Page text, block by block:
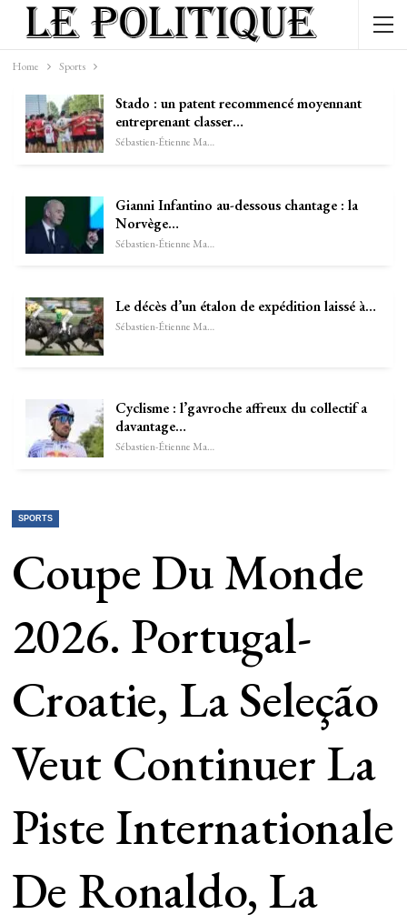
Home Sports
Stado : un patent recommencé moyennant
entreprenant classer…
Sébastien-Étienne Marechal
Gianni Infantino au-dessous chantage : la
Norvège…
Sébastien-Étienne Marechal
Le décès d’un étalon de expédition laissé à…
Sébastien-Étienne Marechal
Cyclisme : l’gavroche affreux du collectif a
davantage…
Sébastien-Étienne Marechal
SPORTS
Coupe Du Monde
2026. Portugal-
Croatie, La Seleção
Veut Continuer La
Piste Internationale
De Ronaldo, La